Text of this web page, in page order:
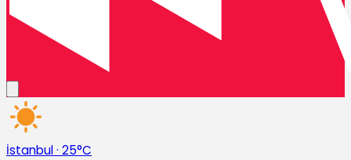
İstanbul· 25°C